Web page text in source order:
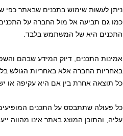
ניתן לעשות שימוש בתכנים שבאתר
כמו גם תביעה אל מול החברה על
התכנים היא של המשתמש בלבד.
אמינות התכנים, דיוק המידע שבהם
באחריות החברה אלא באחריות הגולש
כל תוצאה אחרת בין אם היא עקיפה או
כל פעולה שתתבסס על התכנים
עליה, והתוכן המוצג באתר אינו מהווה